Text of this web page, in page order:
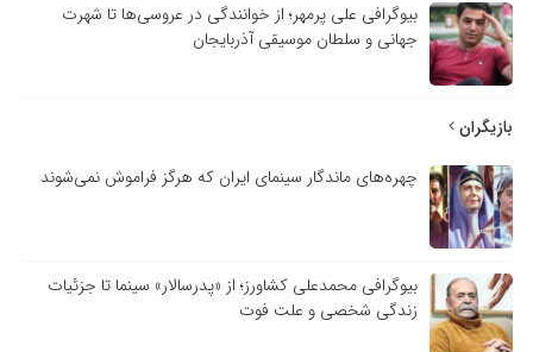
بیوگرافی علی پرمهر؛ از خوانندگی در عروسی‌ها تا شهرت
جهانی و سلطان موسیقی آذربایجان
بازیگران
چهره‌های ماندگار سینمای ایران که هرگز فراموش نمی‌شوند
بیوگرافی محمدعلی کشاورز؛ از «پدرسالار» سینما تا جزئیات
زندگی شخصی و علت فوت